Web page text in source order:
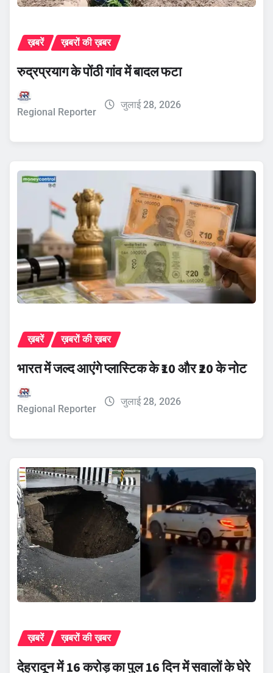
ख़बरें ख़बरों की ख़बर
रुद्रप्रयाग के पोंठी गांव में बादल फटा
Regional Reporter
जुलाई 28, 2026
ख़बरें ख़बरों की ख़बर
भारत में जल्द आएंगे प्लास्टिक के ₹10 और ₹20 के नोट
Regional Reporter
जुलाई 28, 2026
ख़बरें ख़बरों की ख़बर
देहरादून में 16 करोड़ का पुल 16 दिन में सवालों के घेरे